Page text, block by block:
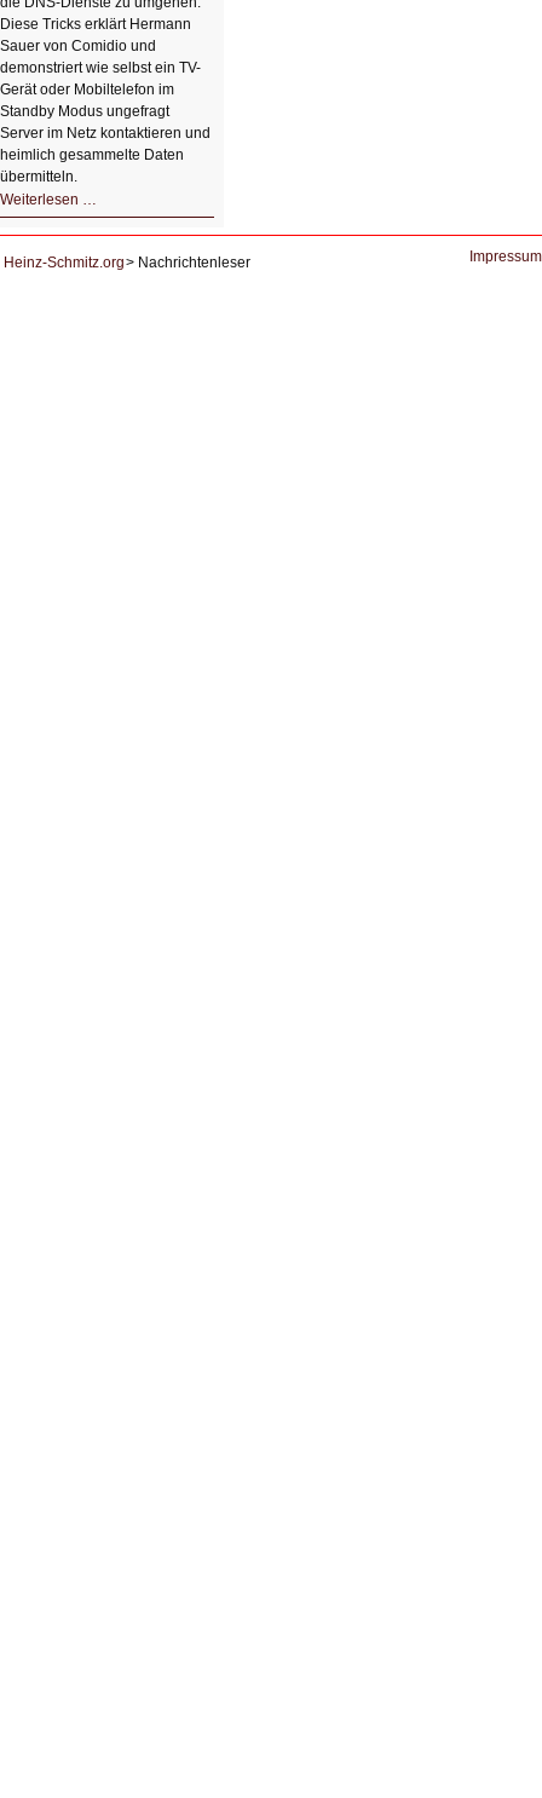
Diese Tricks erklärt Hermann
Sauer von Comidio und
demonstriert wie selbst ein TV-
Gerät oder Mobiltelefon im
Standby Modus ungefragt
Server im Netz kontaktieren und
heimlich gesammelte Daten
übermitteln.
Weiterlesen …
DNS
Heinz-Schmitz.org
Nachrichtenleser Impressum